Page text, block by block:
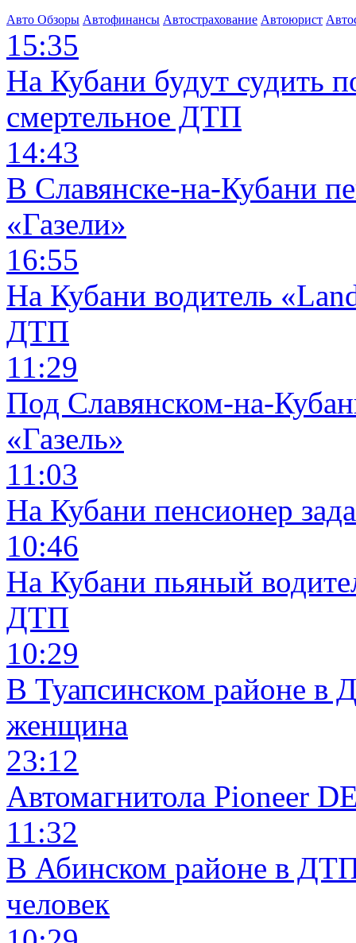
Авто Обзоры Автофинансы Автострахование Автоюрист
15:35
На Кубани будут судить
смертельное ДТП
14:43
В Славянске-на-Кубани
«Газели»
16:55
На Кубани водитель
ДТП
11:29
Под Славянском-на-
«Газель»
11:03
На Кубани пенсионер
10:46
На Кубани пьяный
ДТП
10:29
В Туапсинском районе в
женщина
23:12
Автомагнитола Pioneer
11:32
В Абинском районе в
человек